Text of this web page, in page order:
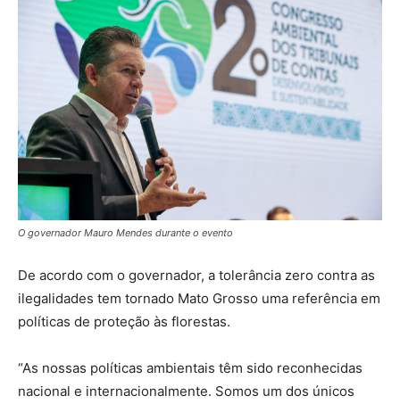
O governador Mauro Mendes durante o evento
De acordo com o governador, a tolerância zero contra as
ilegalidades tem tornado Mato Grosso uma referência em
políticas de proteção às florestas.
“As nossas políticas ambientais têm sido reconhecidas
nacional e internacionalmente. Somos um dos únicos